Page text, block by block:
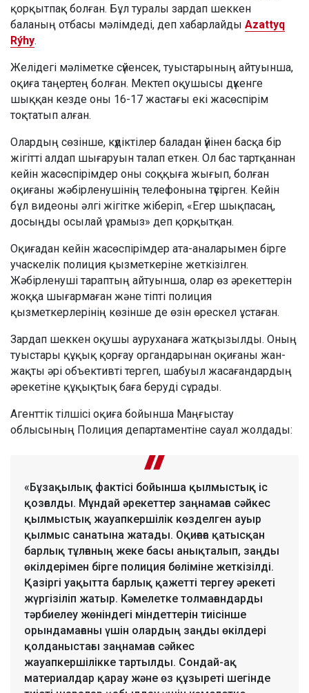
қорқытпақ болған. Бұл туралы зардап шеккен
баланың отбасы мәлімдеді, деп хабарлайды Azattyq
Rýhy.
Желідегі мәліметке сүйенсек, туыстарының айтуынша,
оқиға таңертең болған. Мектеп оқушысы дүкенге
шыққан кезде оны 16-17 жастағы екі жасөспірім
тоқтатып алған.
Олардың сөзінше, күдіктілер баладан үйінен басқа бір
жігітті алдап шығаруын талап еткен. Ол бас тартқаннан
кейін жасөспірімдер оны соққыға жығып, болған
оқиғаны жәбірленушінің телефонына түсірген. Кейін
бұл видеоны әлгі жігітке жіберіп, «Егер шықпасаң,
досыңды осылай ұрамыз» деп қорқытқан.
Оқиғадан кейін жасөспірімдер ата-аналарымен бірге
учаскелік полиция қызметкеріне жеткізілген.
Жәбірленуші тараптың айтуынша, олар өз әрекеттерін
жоққа шығармаған және тіпті полиция
қызметкерлерінің көзінше де өзін өрескел ұстаған.
Зардап шеккен оқушы ауруханаға жатқызылды. Оның
туыстары құқық қорғау органдарынан оқиғаны жан-
жақты әрі объективті тергеп, шабуыл жасағандардың
әрекетіне құқықтық баға беруді сұрады.
Агенттік тілшісі оқиға бойынша Маңғыстау
облысының Полиция департаментіне сауал жолдады:
«Бұзақылық фактісі бойынша қылмыстық іс
қозғалды. Мұндай әрекеттер заңнамаға сәйкес
қылмыстық жауапкершілік көзделген ауыр
қылмыс санатына жатады. Оқиғаға қатысқан
барлық тұлғаның жеке басы анықталып, заңды
өкілдерімен бірге полиция бөліміне жеткізілді.
Қазіргі уақытта барлық қажетті тергеу әрекеті
жүргізіліп жатыр. Кәмелетке толмағандарды
тәрбиелеу жөніндегі міндеттерін тиісінше
орындамағаны үшін олардың заңды өкілдері
қолданыстағы заңнамаға сәйкес
жауапкершілікке тартылды. Сондай-ақ
материалдар қарау және өз құзыреті шегінде